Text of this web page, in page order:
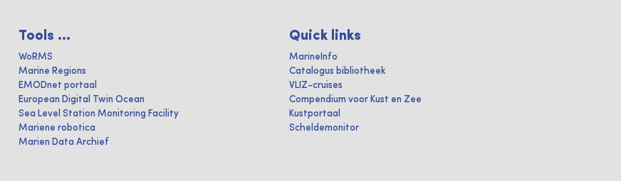
Tools ...
WoRMS
Marine Regions
EMODnet portaal
European Digital Twin Ocean
Sea Level Station Monitoring Facility
Mariene robotica
Marien Data Archief
Quick links
MarineInfo
Catalogus bibliotheek
VLIZ-cruises
Compendium voor Kust en Zee
Kustportaal
Scheldemonitor